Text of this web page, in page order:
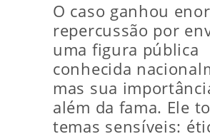
O caso ganhou
repercussão por
uma figura pública
conhecida
mas sua
além da fama. Ele
temas sensíveis: